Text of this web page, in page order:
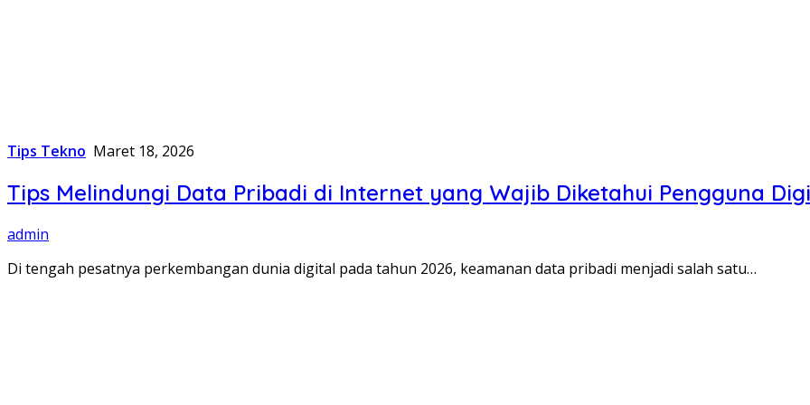
Tips Tekno Maret 18, 2026
Tips Melindungi Data Pribadi di Internet yang Wajib Diketahui Pengguna
admin
Di tengah pesatnya perkembangan dunia digital pada tahun 2026, keamanan data pribadi menjadi salah satu…